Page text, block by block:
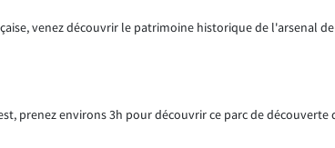
venez découvrir le patrimoine historique de l'arsenal
prenez environs 3h pour découvrir ce parc de découverte